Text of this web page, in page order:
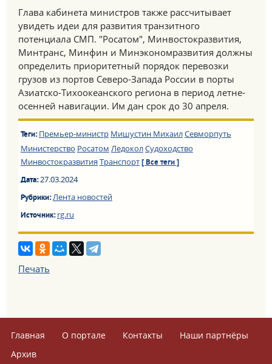
Глава кабинета министров также рассчитывает
увидеть идеи для развития транзитного
потенциала СМП. "Росатом", Минвостокразвития,
Минтранс, Минфин и Минэкономразвития должны
определить приоритетный порядок перевозки
грузов из портов Северо-Запада России в порты
Азиатско-Тихоокеанского региона в период летне-
осенней навигации. Им дан срок до 30 апреля.
Теги: Премьер-министр Мишустин МихаилСевморпуть
Министерство Росатом ЛедоколСудоходство
Минвостокразвития Транспорт [ Все теги ]
Дата:27.03.2024
Рубрики:Лента новостей
Источник:rg.ru
Печать
Главная О портале Контакты
Наши партнёры
Архив